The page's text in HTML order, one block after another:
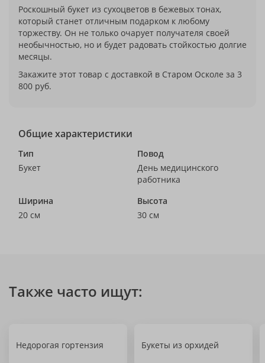
Роскошный букет из сухоцветов в бежевых тонах,
который станет отличным подарком к любому
торжеству. Он не только очарует получателя своей
необычностью, но и будет радовать стойкостью долгие
месяцы.
Закажите этот товар с доставкой в Старом Осколе за 3
800 руб.
Общие характеристики
Тип
Букет
Повод
День медицинского
работника
Ширина
20 см
Высота
30 см
Также часто ищут:
Недорогая гортензия Букеты из орхидей